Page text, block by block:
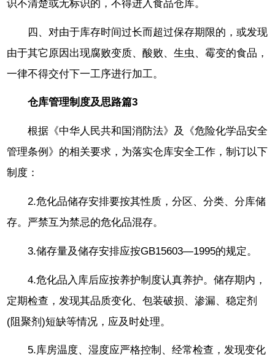
识不清楚或无标识的，不得进入食品仓库。
四、对由于库存时间过长而超过保存期限的，或发现
由于其它原因出现腐败变质、酸败、生虫、霉变的食品，
一律不得交付下一工序进行加工。
仓库管理制度及思路篇3
根据《中华人民共和国消防法》及《危险化学品安全
管理条例》的相关要求，为落实仓库安全工作，制订以下
制度：
2.危化品储存安排要按其性质，分区、分类、分库储
存。严禁互为禁忌的危化品混存。
3.储存量及储存安排应按GB15603—1995的规定。
4.危化品入库后应按养护制度认真养护。储存期内，
定期检查，发现其品质变化、包装破损、渗漏、稳定剂
(阻聚剂)短缺等情况，应及时处理。
5.库房温度、湿度应严格控制、经常检查，发现变化